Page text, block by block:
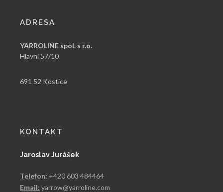
ADRESA
YARROLINE spol. s r.o.
Hlavní 57/10
691 52 Kostice
KONTAKT
Jaroslav Jurášek
Telefon: +420 603 484464
Email: yarrow@yarroline.com